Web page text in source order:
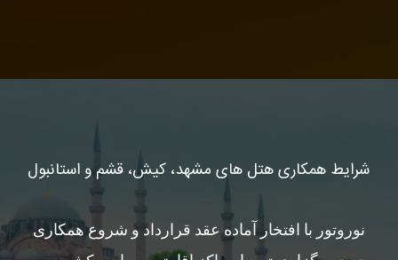
شرایط همکاری هتل های مشهد، کیش، قشم و استانبول
نوروتور با افتخار آماده عقد قرارداد و شروع همکاری